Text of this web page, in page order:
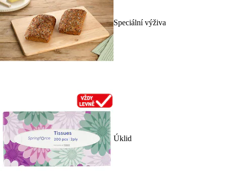
Speciální výživa
Úklid